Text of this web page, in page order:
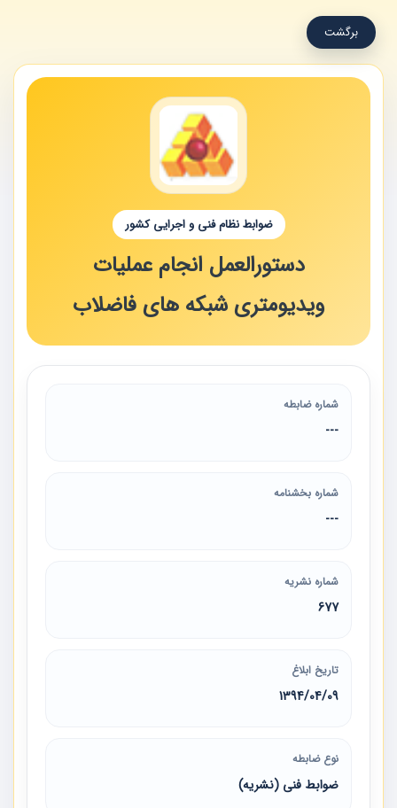
برگشت
ضوابط نظام فنی و اجرایی کشور
دستورالعمل انجام عملیات
ویدیومتری شبکه های فاضلاب
شماره ضابطه
---
شماره بخشنامه
---
شماره نشریه
677
تاریخ ابلاغ
1394/04/09
نوع ضابطه
ضوابط فنی (نشریه)